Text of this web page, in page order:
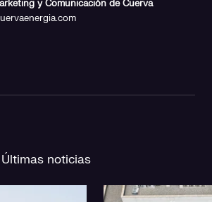
y Comunicación de Cuerva
noticias